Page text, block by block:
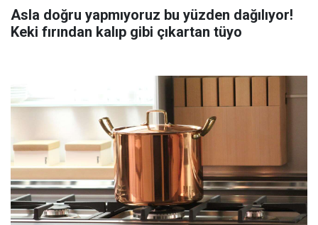
Asla doğru yapmıyoruz bu yüzden dağılıyor!
Keki fırından kalıp gibi çıkartan tüyo